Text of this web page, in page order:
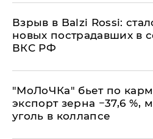
Взрыв в Balzi Rossi:
новых пострадавших в
ВКС РФ
​"МоЛоЧКа" бьет по
экспорт зерна −37,6 %,
уголь в коллапсе